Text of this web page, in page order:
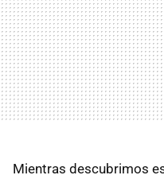
Mientras descubrimos